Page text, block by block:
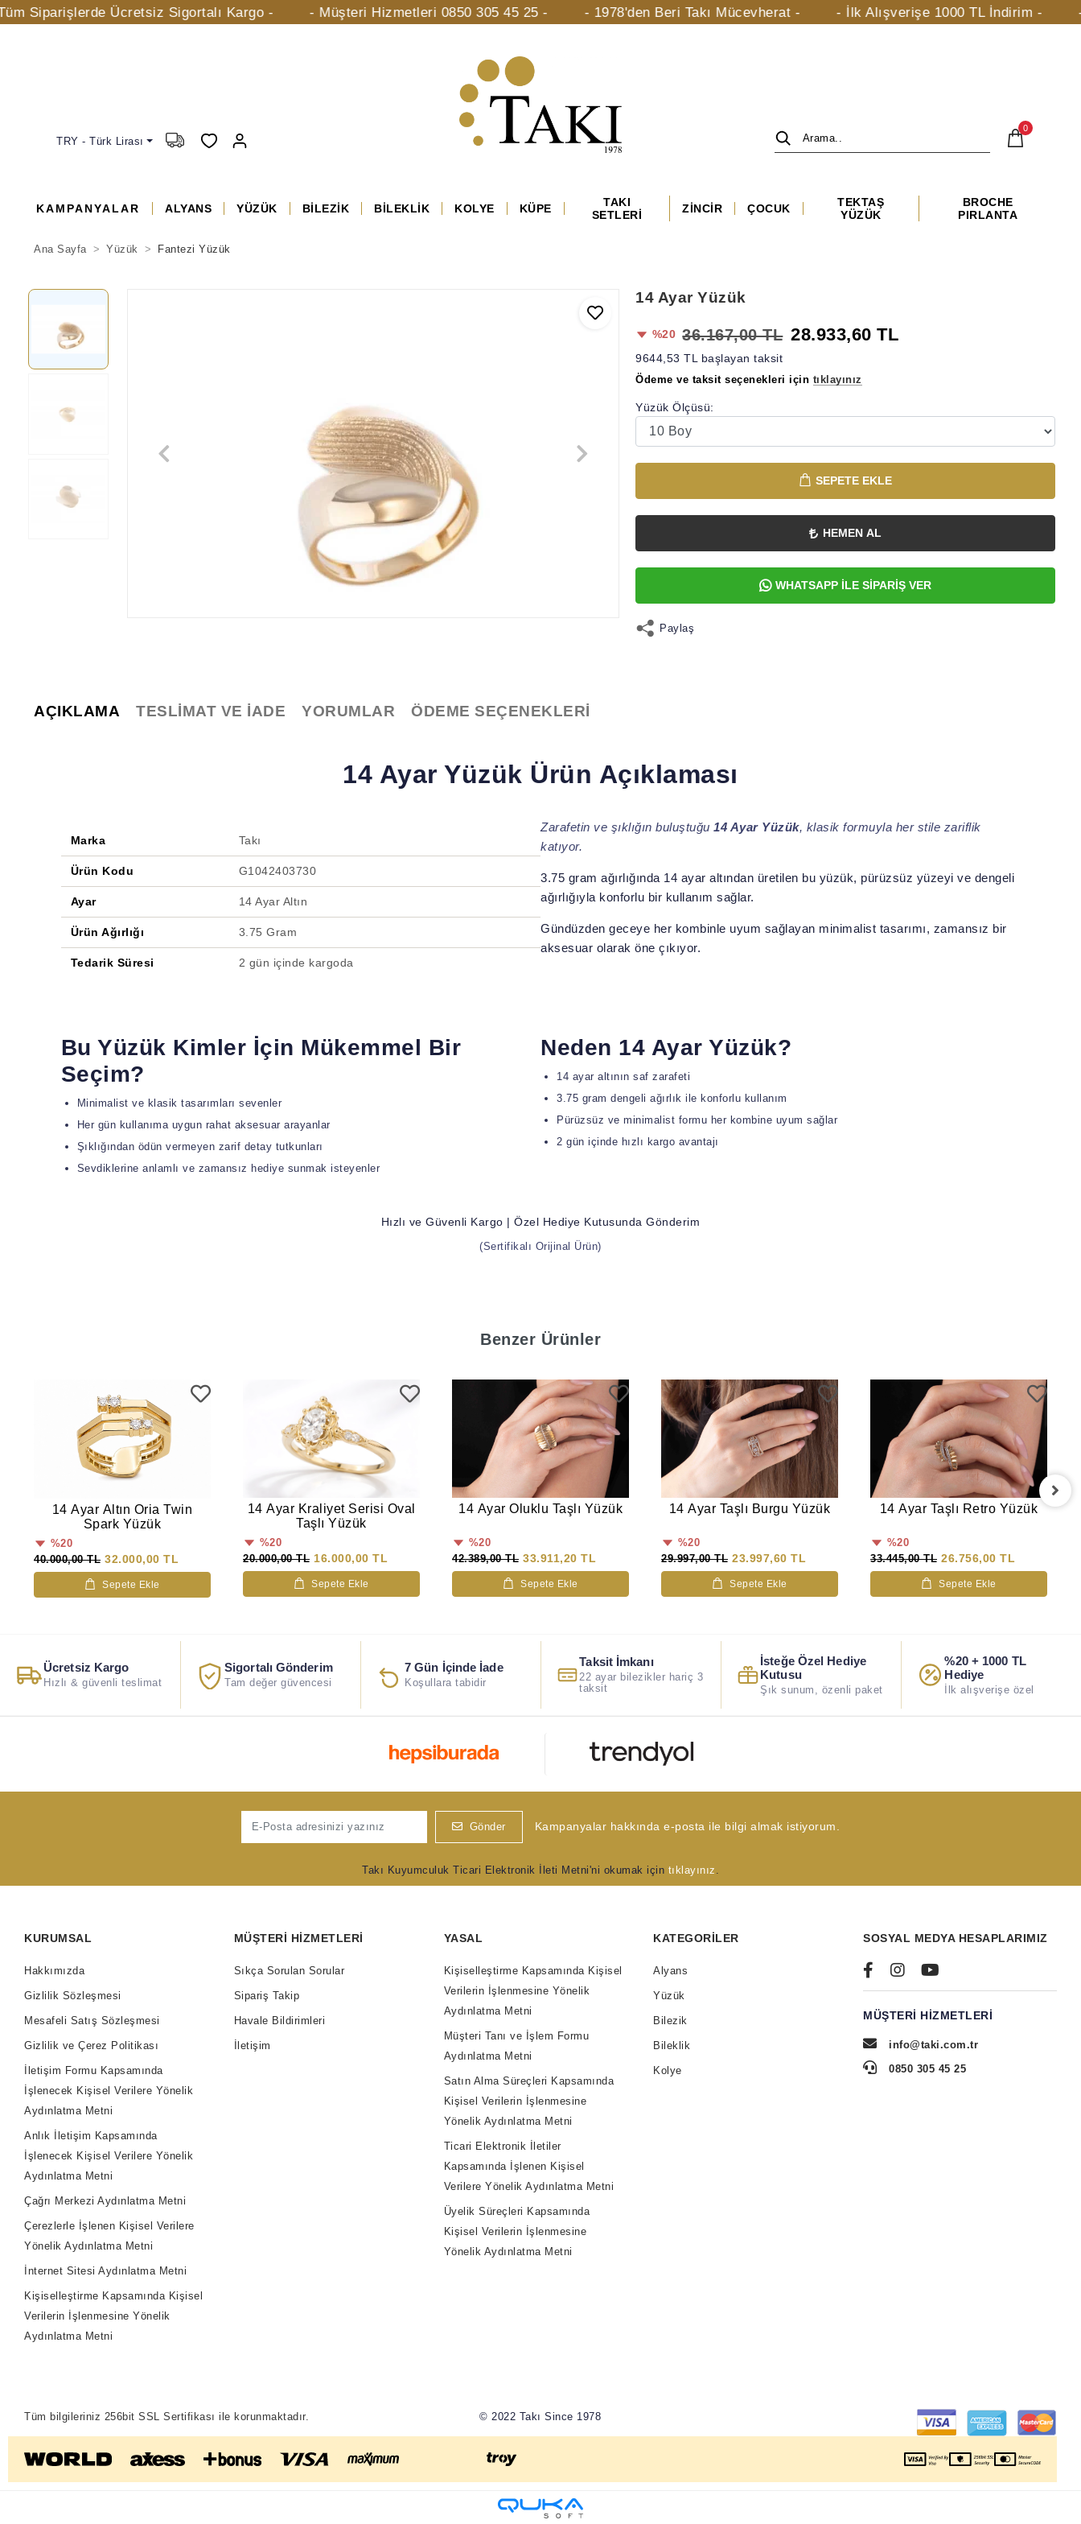
Ücretsiz Sigortalı Kargo - - Müşteri Hizmetleri 0850 305 45 25 - - 1978'den Beri Takı Mücevherat - - İlk Alışverişe 1000 TL İndirim - -
TRY - Türk Lirası
0
KAMPANYALAR ALYANS YÜZÜK BİLEZİK BİLEKLİK KOLYE KÜPE
TAKI
SETLERİ
ZİNCİR ÇOCUK
TEKTAŞ
YÜZÜK
BROCHE
PIRLANTA
Ana Sayfa Yüzük Fantezi Yüzük
14 Ayar Yüzük
%20 36.167,00 TL 28.933,60 TL
9644,53 TL başlayan taksit
Ödeme ve taksit seçenekleri için tıklayınız
Yüzük Ölçüsü:
SEPETE EKLE
HEMEN AL
WHATSAPP İLE SİPARİŞ VER
Paylaş
AÇIKLAMA TESLIMAT VE İADE YORUMLAR ÖDEME SEÇENEKLERI
14 Ayar Yüzük Ürün Açıklaması
Marka Takı
Ürün Kodu G1042403730
Ayar 14 Ayar Altın
Ürün Ağırlığı 3.75 Gram
Tedarik Süresi 2 gün içinde kargoda
Zarafetin ve şıklığın buluştuğu 14 Ayar Yüzük, klasik formuyla her stile zariflik
katıyor.
3.75 gram ağırlığında 14 ayar altından üretilen bu yüzük, pürüzsüz yüzeyi ve dengeli
ağırlığıyla konforlu bir kullanım sağlar.
Gündüzden geceye her kombinle uyum sağlayan minimalist tasarımı, zamansız bir
aksesuar olarak öne çıkıyor.
Bu Yüzük Kimler İçin Mükemmel Bir
Seçim?
Minimalist ve klasik tasarımları sevenler
Her gün kullanıma uygun rahat aksesuar arayanlar
Şıklığından ödün vermeyen zarif detay tutkunları
Sevdiklerine anlamlı ve zamansız hediye sunmak isteyenler
Neden 14 Ayar Yüzük?
14 ayar altının saf zarafeti
3.75 gram dengeli ağırlık ile konforlu kullanım
Pürüzsüz ve minimalist formu her kombine uyum sağlar
2 gün içinde hızlı kargo avantajı
Hızlı ve Güvenli Kargo | Özel Hediye Kutusunda Gönderim
(Sertifikalı Orijinal Ürün)
Benzer Ürünler
14 Ayar Altın Oria Twin
Spark Yüzük
%20
40.000,00 TL 32.000,00 TL
Sepete Ekle
14 Ayar Kraliyet Serisi Oval
Taşlı Yüzük
%20
20.000,00 TL 16.000,00 TL
Sepete Ekle
14 Ayar Oluklu Taşlı Yüzük
%20
42.389,00 TL 33.911,20 TL
Sepete Ekle
14 Ayar Taşlı Burgu Yüzük
%20
29.997,00 TL 23.997,60 TL
Sepete Ekle
14 Ayar Taşlı Retro Yüzük
%20
33.445,00 TL 26.756,00 TL
Sepete Ekle
Ücretsiz Kargo
Hızlı & güvenli teslimat
Sigortalı Gönderim
Tam değer güvencesi
7 Gün İçinde İade
Koşullara tabidir
Taksit İmkanı
22 ayar bilezikler hariç 3
taksit
İsteğe Özel Hediye
Kutusu
Şık sunum, özenli paket
%20 + 1000 TL
Hediye
İlk alışverişe özel
Gönder Kampanyalar hakkında e-posta ile bilgi almak istiyorum.
Takı Kuyumculuk Ticari Elektronik İleti Metni'ni okumak için tıklayınız
KURUMSAL
Hakkımızda
Gizlilik Sözleşmesi
Mesafeli Satış Sözleşmesi
Gizlilik ve Çerez Politikası
İletişim Formu Kapsamında
İşlenecek Kişisel Verilere Yönelik
Aydınlatma Metni
Anlık İletişim Kapsamında
İşlenecek Kişisel Verilere Yönelik
Aydınlatma Metni
Çağrı Merkezi Aydınlatma Metni
Çerezlerle İşlenen Kişisel Verilere
Yönelik Aydınlatma Metni
İnternet Sitesi Aydınlatma Metni
Kişiselleştirme Kapsamında Kişisel
Verilerin İşlenmesine Yönelik
Aydınlatma Metni
MÜŞTERI HIZMETLERI
Sıkça Sorulan Sorular
Sipariş Takip
Havale Bildirimleri
İletişim
YASAL
Kişiselleştirme Kapsamında Kişisel
Verilerin İşlenmesine Yönelik
Aydınlatma Metni
Müşteri Tanı ve İşlem Formu
Aydınlatma Metni
Satın Alma Süreçleri Kapsamında
Kişisel Verilerin İşlenmesine
Yönelik Aydınlatma Metni
Ticari Elektronik İletiler
Kapsamında İşlenen Kişisel
Verilere Yönelik Aydınlatma Metni
Üyelik Süreçleri Kapsamında
Kişisel Verilerin İşlenmesine
Yönelik Aydınlatma Metni
KATEGORILER
Alyans
Yüzük
Bilezik
Bileklik
Kolye
SOSYAL MEDYA HESAPLARIMIZ
MÜŞTERI HIZMETLERI
info@taki.com.tr
0850 305 45 25
Tüm bilgileriniz 256bit SSL Sertifikası ile korunmaktadır. © 2022 Takı Since 1978